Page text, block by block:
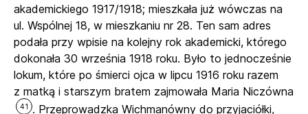
akademickiego 1917/1918; mieszkała już wówczas na
ul. Wspólnej 18, w mieszkaniu nr 28. Ten sam adres
podała przy wpisie na kolejny rok akademicki, którego
dokonała 30 września 1918 roku. Było to jednocześnie
lokum, które po śmierci ojca w lipcu 1916 roku razem
z matką i starszym bratem zajmowała Maria Niczówna
41
. Przeprowadzka Wichmanówny do przyjaciółki,